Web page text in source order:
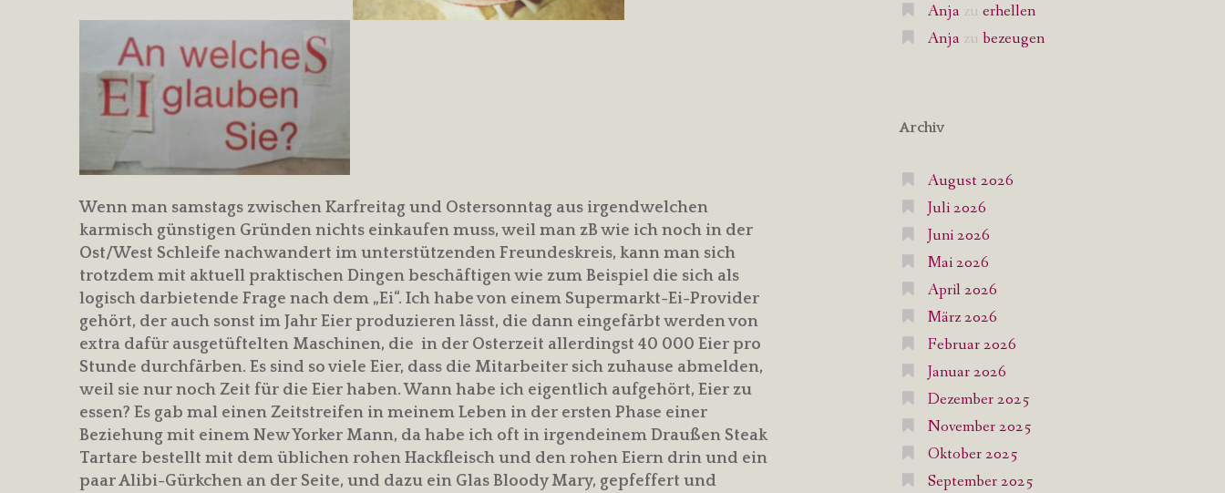
Wenn man samstags zwischen Karfreitag und Ostersonntag aus irgendwelchen
karmisch günstigen Gründen nichts einkaufen muss, weil man zB wie ich noch in der
Ost/West Schleife nachwandert im unterstützenden Freundeskreis, kann man sich
trotzdem mit aktuell praktischen Dingen beschäftigen wie zum Beispiel die sich als
logisch darbietende Frage nach dem „Ei“. Ich habe von einem Supermarkt-Ei-Provider
gehört, der auch sonst im Jahr Eier produzieren lässt, die dann eingefärbt werden von
extra dafür ausgetüftelten Maschinen, die in der Osterzeit allerdingst 40 000 Eier pro
Stunde durchfärben. Es sind so viele Eier, dass die Mitarbeiter sich zuhause abmelden,
weil sie nur noch Zeit für die Eier haben. Wann habe ich eigentlich aufgehört, Eier zu
essen? Es gab mal einen Zeitstreifen in meinem Leben in der ersten Phase einer
Beziehung mit einem New Yorker Mann, da habe ich oft in irgendeinem Draußen Steak
Tartare bestellt mit dem üblichen rohen Hackfleisch und den rohen Eiern drin und ein
paar Alibi-Gürkchen an der Seite, und dazu ein Glas Bloody Mary, gepfeffert und
Anja zu erhellen
Anja zu bezeugen
Archiv
August 2026
Juli 2026
Juni 2026
Mai 2026
April 2026
März 2026
Februar 2026
Januar 2026
Dezember 2025
November 2025
Oktober 2025
September 2025